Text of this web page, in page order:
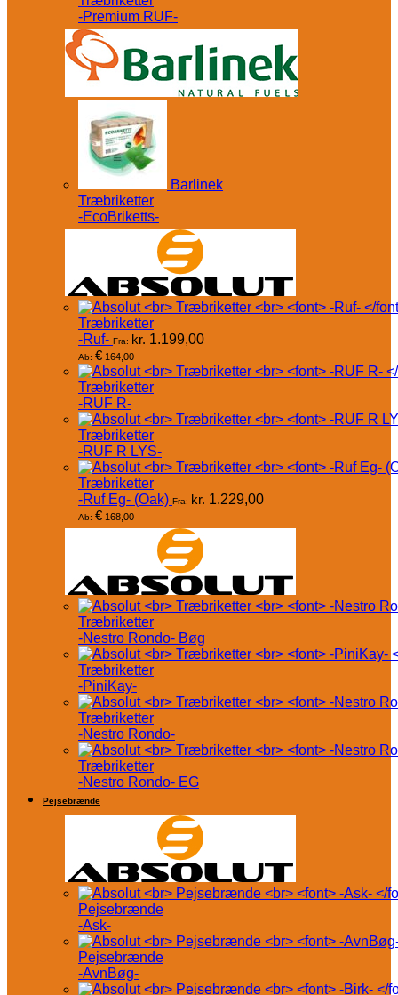
-Premium RUF-
Barlinek
Træbriketter
-EcoBriketts-
Træbriketter
-Ruf- Fra: kr. 1.199,00
Ab: € 164,00
Træbriketter
-RUF R-
Træbriketter
-RUF R LYS-
Træbriketter
-Ruf Eg- (Oak) Fra: kr. 1.229,00
Ab: € 168,00
Træbriketter
-Nestro Rondo- Bøg
Træbriketter
-PiniKay-
Træbriketter
-Nestro Rondo-
Træbriketter
-Nestro Rondo- EG
Pejsebrænde
Pejsebrænde
-Ask-
Pejsebrænde
-AvnBøg-